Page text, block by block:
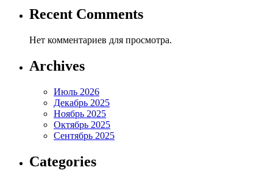
Recent Comments
Нет комментариев для просмотра.
Archives
Июль 2026
Декабрь 2025
Ноябрь 2025
Октябрь 2025
Сентябрь 2025
Categories